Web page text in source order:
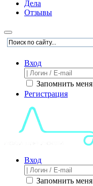
Дела
Отзывы
Вход
Запомнить меня
Регистрация
Вход
Запомнить меня